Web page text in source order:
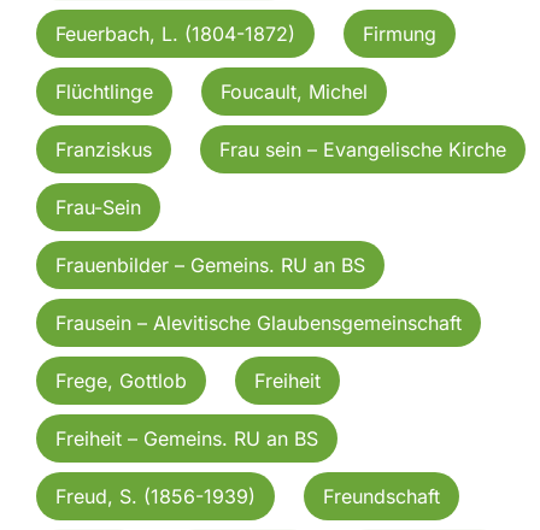
Feuerbach, L. (1804-1872) Firmung
Flüchtlinge Foucault, Michel
Franziskus Frau sein – Evangelische Kirche
Frau-Sein
Frauenbilder – Gemeins. RU an BS
Frausein – Alevitische Glaubensgemeinschaft
Frege, Gottlob Freiheit
Freiheit – Gemeins. RU an BS
Freud, S. (1856-1939) Freundschaft